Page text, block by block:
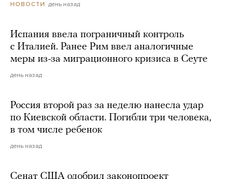
НОВОСТИ день назад
Испания ввела пограничный контроль
с Италией. Ранее Рим ввел аналогичные
меры из-за миграционного кризиса в Сеуте
день назад
Россия второй раз за неделю нанесла удар
по Киевской области. Погибли три человека,
в том числе ребенок
день назад
Сенат США одобрил законопроект